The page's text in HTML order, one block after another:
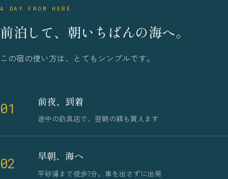
A DAY FROM HERE
前泊して、朝いちばんの海へ。
この宿の使い方は、とてもシンプルです。
01 前夜、到着
途中の釣具店で、翌朝の餌も買えます
02 早朝、海へ
平砂浦まで徒歩7分。車を出さずに出発